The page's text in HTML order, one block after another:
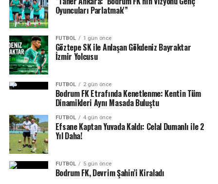
50. Yıl Federasyon Kupası’nda yoluna devam eden
Yalıkavakspor şimdi gözünü yarı finale çevirdi. Denizin
Kızları, 7 Mayıs 2026 Perşembe günü saat 12.30’da THF
Serdar Seymen Hentbol Salonu’nda oynanacak yarı final
karşılaşmasında Üskidar Belediyespor ile eşleşti.
Yalıkavakspor yarın oynanacak yarı final maçını geçmeyi
başarırsa finalde Bursa Büyükşehir Belediyespor –
Eskişehir Odunpazarı SK maçının galibiyle karşılaşacak.
Oyuncuları Parlatmak'”
FUTBOL 1 gün önce
Göztepe SK ile Anlaşan Gökdeniz Bayraktar
İzmir Yolcusu
FUTBOL 2 gün önce
Bodrum FK Etrafında Kenetlenme: Kentin Tüm
Dinamikleri Aynı Masada Buluştu
FUTBOL 4 gün önce
Efsane Kaptan Yuvada Kaldı: Celal Dumanlı ile 2
Yıl Daha!
FUTBOL 5 gün önce
Bodrum FK, Devrim Şahin’i Kiraladı